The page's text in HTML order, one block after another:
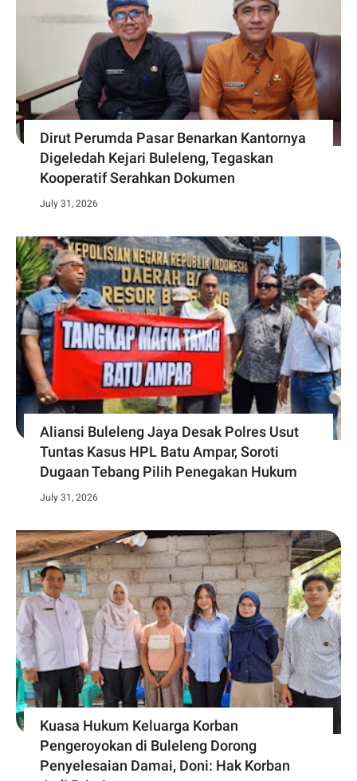
Dirut Perumda Pasar Benarkan Kantornya
Digeledah Kejari Buleleng, Tegaskan
Kooperatif Serahkan Dokumen
July 31, 2026
Aliansi Buleleng Jaya Desak Polres Usut
Tuntas Kasus HPL Batu Ampar, Soroti
Dugaan Tebang Pilih Penegakan Hukum
July 31, 2026
Kuasa Hukum Keluarga Korban
Pengeroyokan di Buleleng Dorong
Penyelesaian Damai, Doni: Hak Korban